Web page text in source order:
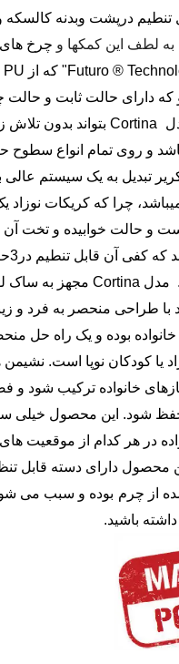
به لطف این کمکها و چرخ های
"Futuro ® که از PU
دارای حالت ثابت و
Cortina بتواند بدون تلاش
و روی تمام انواع سطوح
تبدیل به یک سیستم عالی
میباشد، چرا که کریکات نوزاد
و حالت خوابیده و تخت آن
مدل Cortina مجهز به ساک
با طراحی منحصر به فرد و
خانواده بوده و یک راه حل
یا کودکان نوپا است.
خانواده ترکیب شود و
حفظ شود. این محصول خیلی
در هر کدام از موقعیت های
محصول دارای دسته قابل
از چرم بوده و سبب می
باشید.